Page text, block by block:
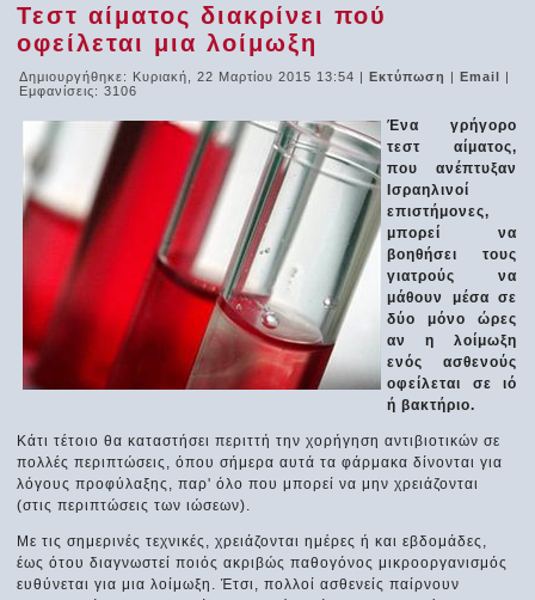
Τεστ αίματος διακρίνει πού
οφείλεται μια λοίμωξη
Δημιουργήθηκε: Κυριακή, 22 Μαρτίου 2015 13:54 |Εκτύπωση |Email |
Εμφανίσεις: 3106
Ένα γρήγορο
τεστ αίματος,
που ανέπτυξαν
Ισραηλινοί
επιστήμονες,
μπορεί να
βοηθήσει τους
γιατρούς να
μάθουν μέσα σε
δύο μόνο ώρες
αν η λοίμωξη
ενός ασθενούς
οφείλεται σε ιό
ή βακτήριο.
Κάτι τέτοιο θα καταστήσει περιττή την χορήγηση αντιβιοτικών σε
πολλές περιπτώσεις, όπου σήμερα αυτά τα φάρμακα δίνονται για
λόγους προφύλαξης, παρ' όλο που μπορεί να μην χρειάζονται
(στις περιπτώσεις των ιώσεων).
Με τις σημερινές τεχνικές, χρειάζονται ημέρες ή και εβδομάδες,
έως ότου διαγνωστεί ποιός ακριβώς παθογόνος μικροοργανισμός
ευθύνεται για μια λοίμωξη. Έτσι, πολλοί ασθενείς παίρνουν